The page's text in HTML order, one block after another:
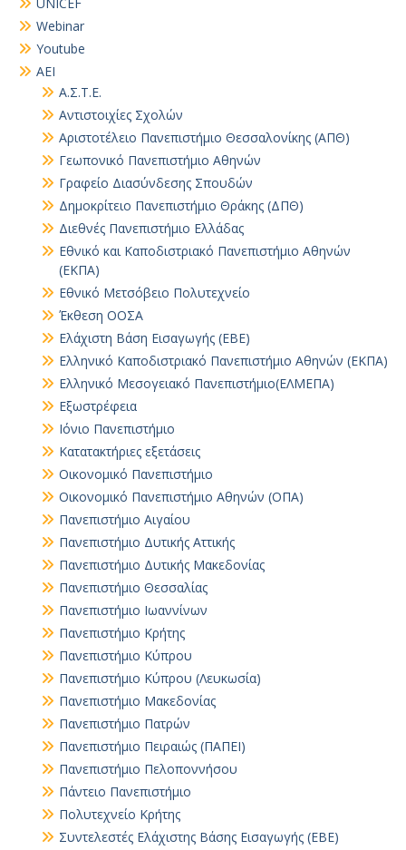
Webinar
Youtube
ΑΕΙ
Α.Σ.Τ.Ε.
Αντιστοιχίες Σχολών
Αριστοτέλειο Πανεπιστήμιο Θεσσαλονίκης (ΑΠΘ)
Γεωπονικό Πανεπιστήμιο Αθηνών
Γραφείο Διασύνδεσης Σπουδών
Δημοκρίτειο Πανεπιστήμιο Θράκης (ΔΠΘ)
Διεθνές Πανεπιστήμιο Ελλάδας
Εθνικό και Καποδιστριακό Πανεπιστήμιο Αθηνών
(ΕΚΠΑ)
Εθνικό Μετσόβειο Πολυτεχνείο
Έκθεση ΟΟΣΑ
Ελάχιστη Βάση Εισαγωγής (ΕΒΕ)
Ελληνικό Καποδιστριακό Πανεπιστήμιο Αθηνών (ΕΚΠΑ)
Ελληνικό Μεσογειακό Πανεπιστήμιο(ΕΛΜΕΠΑ)
Εξωστρέφεια
Ιόνιο Πανεπιστήμιο
Κατατακτήριες εξετάσεις
Οικονομικό Πανεπιστήμιο
Οικονομικό Πανεπιστήμιο Αθηνών (ΟΠΑ)
Πανεπιστήμιο Αιγαίου
Πανεπιστήμιο Δυτικής Αττικής
Πανεπιστήμιο Δυτικής Μακεδονίας
Πανεπιστήμιο Θεσσαλίας
Πανεπιστήμιο Ιωαννίνων
Πανεπιστήμιο Κρήτης
Πανεπιστήμιο Κύπρου
Πανεπιστήμιο Κύπρου (Λευκωσία)
Πανεπιστήμιο Μακεδονίας
Πανεπιστήμιο Πατρών
Πανεπιστήμιο Πειραιώς (ΠΑΠΕΙ)
Πανεπιστήμιο Πελοποννήσου
Πάντειο Πανεπιστήμιο
Πολυτεχνείο Κρήτης
Συντελεστές Ελάχιστης Βάσης Εισαγωγής (ΕΒΕ)